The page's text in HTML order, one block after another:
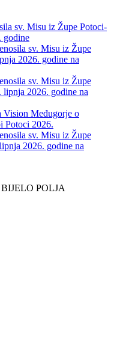
sv. Misu iz Župe Potoci-
godine
sv. Misu iz Župe
2026. godine na
sv. Misu iz Župe
2026. godine na
Međugorje o
Potoci 2026.
sv. Misu iz Župe
2026. godine na
POLJA